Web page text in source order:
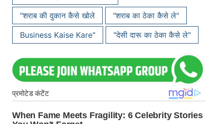
"शराब की दुकान कैसे खोले
"शराब का ठेका कैसे ले"
Business Kaise Kare"
"देसी दारू का ठेका कैसे ले"